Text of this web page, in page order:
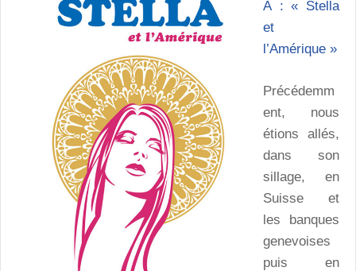
A : « Stella
et
l’Amérique »
Précédemm
ent, nous
étions allés,
dans son
sillage, en
Suisse et
les banques
genevoises
puis en